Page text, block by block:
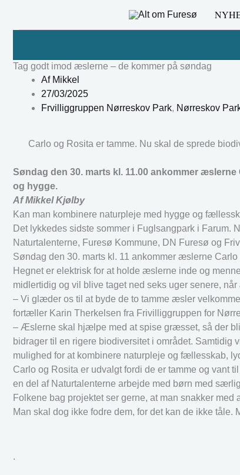
Tag godt imod æslerne – de kommer på søndag
AfMikkel
27/03/2025
Frvilliggruppen Nørreskov Park, Nørreskov
Carlo og Rosita er tamme. Nu skal de sprede
Søndag den 30. marts kl. 11.00 ankommer
og hygge.
Af Mikkel Kjølby
Kan man kombinere naturpleje med hygge og
Det lykkedes sidste sommer i Fuglsangpark i
Naturtalenterne, Furesø Kommune, DN Furesø og
Søndag den 30. marts kl. 11 ankommer æslerne
Hegnet er elektrisk for at holde æslerne inde og
midlertidig og vil blive taget ned seks uger senere,
– Vi glæder os til at byde de to tamme æsler
fortæller Karin Therkelsen fra Frivilliggruppen for
– Æslerne skal hjælpe med at spise græsset, så der
bidrager til en rigere biodiversitet i området.
mulighed for at kombinere naturpleje og fællesskab,
Carlo og Rosita er udvalgt fordi de er tamme og vant
en del af Naturtalenterne arbejde med børn med
Folkene bag projektet ser gerne, at man snakker
Man skal dog ikke fodre dem, for det kan de ikke
.